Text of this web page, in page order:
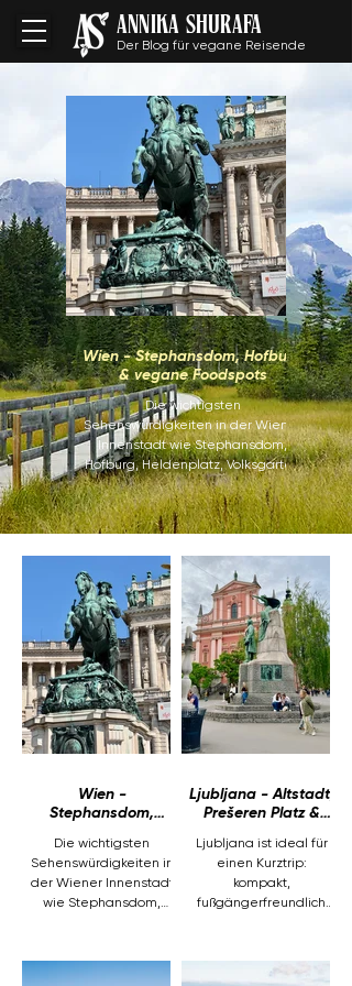
Der Blog für vegane Reisende
ANNIKA SHURAFA
Wien - Stephansdom, Hofburg
& vegane Foodspots
Die wichtigsten
Sehenswürdigkeiten in der Wiener
Innenstadt wie Stephansdom,
Hofburg, Heldenplatz, Volksgarten
und das Österreichische
Parlament mit Adressen und
Öffnungszeiten. Plus vegane
Vienna und BILLA Pflanzilla. Ideal
als Reiseführer für eine kompakte,
gut planbare Städtereise.
Wien -
Stephansdom,
Foodspots
Die wichtigsten
Sehenswürdigkeiten in
der Wiener Innenstadt
wie Stephansdom,
Österreichische
Ljubljana - Altstadt,
Prešeren Platz &
Café
Ljubljana ist ideal für
einen Kurztrip:
kompakt,
fußgängerfreundlich
auf kleinem Raum. In
diesem Beitrag findest